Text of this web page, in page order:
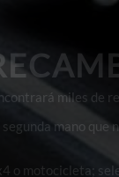
miles de
mano
o motocicleta;